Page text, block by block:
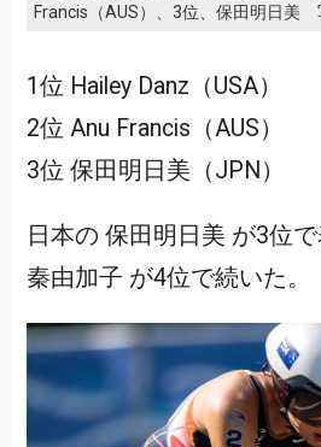
Francis（AUS）、3位、保田明日美
1位 Hailey Danz（USA）
2位 Anu Francis（AUS）
3位 保田明日美（JPN）
日本の 保田明日美 が3位で
秦由加子 が4位で続いた。